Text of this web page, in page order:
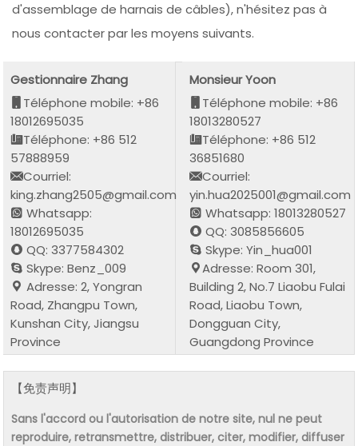
d'assemblage de harnais de câbles), n'hésitez pas à
nous contacter par les moyens suivants.
Gestionnaire Zhang
Téléphone mobile: +86
18012695035
Téléphone: +86 512
57888959
Courriel:
king.zhang2505@gmail.com
Whatsapp:
18012695035
QQ: 3377584302
Skype: Benz_009
Adresse: 2, Yongran
Road, Zhangpu Town,
Kunshan City, Jiangsu
Province
Monsieur Yoon
Téléphone mobile: +86
18013280527
Téléphone: +86 512
36851680
Courriel:
yin.hua2025001@gmail.com
Whatsapp: 18013280527
QQ: 3085856605
Skype: Yin_hua001
Adresse: Room 301,
Building 2, No.7 Liaobu Fulai
Road, Liaobu Town,
Dongguan City,
Guangdong Province
【免责声明】
Sans l'accord ou l'autorisation de notre site, nul ne peut
reproduire, retransmettre, distribuer, citer, modifier, diffuser